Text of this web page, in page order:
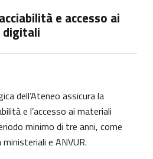
e accesso ai
dell’Ateneo assicura la
e l’accesso ai materiali
minimo di tre anni, come
e ANVUR.